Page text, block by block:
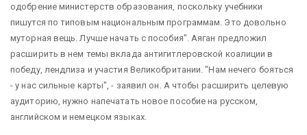
одобрение министерств образования, поскольку учебники
пишутся по типовым национальным программам. Это довольно
муторная вещь. Лучше начать с пособия". Аяган предложил
расширить в нем темы вклада антигитлеровской коалиции в
победу, лендлиза и участия Великобритании. "Нам нечего бояться
- у нас сильные карты", - заявил он. А чтобы расширить целевую
аудиторию, нужно напечатать новое пособие на русском,
английском и немецком языках.